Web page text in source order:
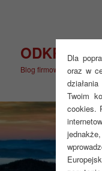
Dla
oraz w
Twoim
cookies.
ODKRYJ
Blog firmowy